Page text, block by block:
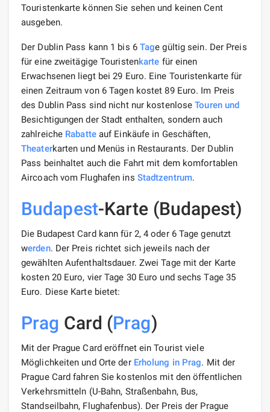
Touristenkarte können Sie sehen und keinen Cent
ausgeben.
Der Dublin Pass kann 1 bis 6 Tage gültig sein. Der Preis
für eine zweitägige Touristenkarte für einen
Erwachsenen liegt bei 29 Euro. Eine Touristenkarte für
einen Zeitraum von 6 Tagen kostet 89 Euro. Im Preis
des Dublin Pass sind nicht nur kostenloseTouren und
Besichtigungen der Stadt enthalten, sondern auch
zahlreiche Rabatteauf Einkäufe in Geschäften,
Theaterkarten und Menüs in Restaurants. Der Dublin
Pass beinhaltet auch die Fahrt mit dem komfortablen
Aircoach vom Flughafen ins Stadtzentrum.
Budapest-Karte (Budapest)
Die Budapest Card kann für 2, 4 oder 6 Tage genutzt
werden. Der Preis richtet sich jeweils nach der
gewählten Aufenthaltsdauer. Zwei Tage mit der Karte
kosten 20 Euro, vier Tage 30 Euro und sechs Tage 35
Euro. Diese Karte bietet:
Prag Card (Prag)
Mit der Prague Card eröffnet ein Tourist viele
Möglichkeiten und Orte der Erholung in Prag. Mit der
Prague Card fahren Sie kostenlos mit den öffentlichen
Verkehrsmitteln (U-Bahn, Straßenbahn, Bus,
Standseilbahn, Flughafenbus). Der Preis der Prague